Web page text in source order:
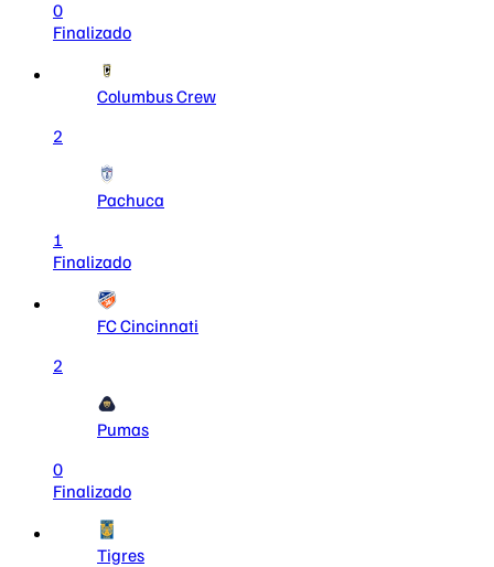
0
Finalizado
Columbus Crew
2
Pachuca
1
Finalizado
FC Cincinnati
2
Pumas
0
Finalizado
Tigres